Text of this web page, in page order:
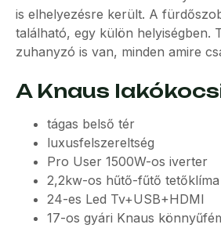
is elhelyezésre került. A
található, egy külön helyiségben.
zuhanyzó is van, minden amire
A Knaus
tágas belső tér
luxusfelszereltség
Pro User 1500W-os iverter
2,2kw-os hűtő-fűtő tetőklíma
24-es Led Tv+USB+HDMI
17-os gyári Knaus